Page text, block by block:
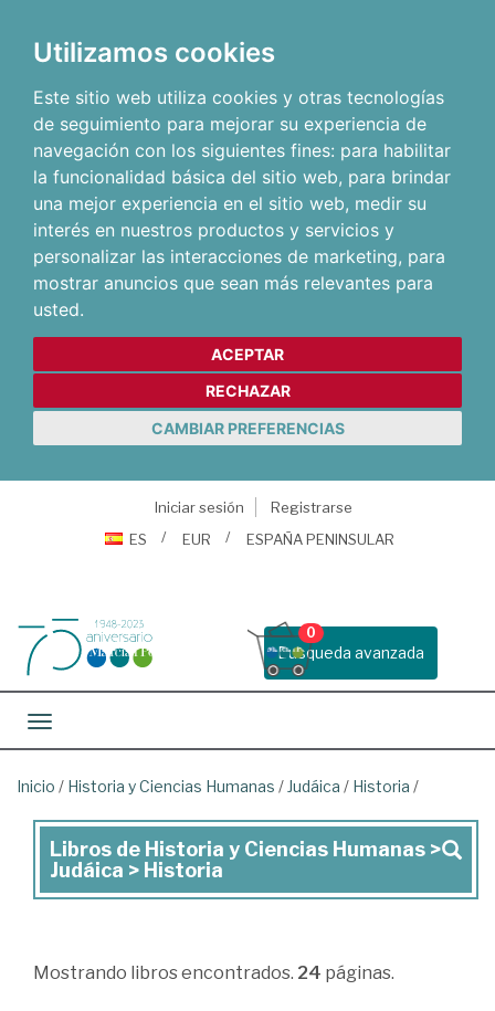
Utilizamos cookies
Este sitio web utiliza cookies y otras tecnologías
de seguimiento para mejorar su experiencia de
navegación con los siguientes fines: para habilitar
la funcionalidad básica del sitio web, para brindar
una mejor experiencia en el sitio web, medir su
interés en nuestros productos y servicios y
personalizar las interacciones de marketing, para
mostrar anuncios que sean más relevantes para
usted.
ACEPTAR
RECHAZAR
CAMBIAR PREFERENCIAS
Iniciar sesión
Registrarse
ES
EUR ESPAÑA PENINSULAR
Busqueda avanzada
0
Toggle navigation
Inicio / Historia y Ciencias Humanas / Judáica / Historia /
Libros
de
y
Libros de Historia y Ciencias Humanas >
Judáica > Historia
Mostrando libros encontrados. 24 páginas.